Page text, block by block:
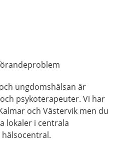
ungdomshälsan är
psykoterapeuter. Vi har
och Västervik men du
lokaler i centrala